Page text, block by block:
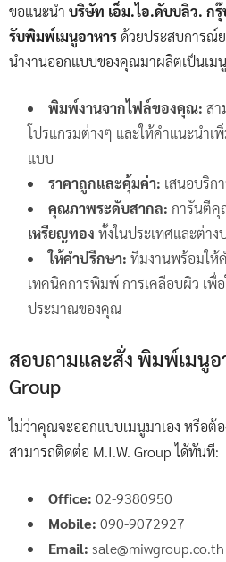
ขอแนะนำ บริษัท เอ็ม.ไอ.ดับบลิว. ก
รับพิมพ์เมนูอาหารด้วยประสบการณ์
นำงานออกแบบของคุณมาผลิตเป็นเม
พิมพ์งานจากไฟล์ของคุณ: สา
โปรแกรมต่างๆ และให้คำแนะนำ
แบบ
ราคาถูกและคุ้มค่า: เสนอบริก
คุณภาพระดับสากล: การันตี
เหรียญทอง ทั้งในประเทศและต่าง
ให้คำปรึกษา: ทีมงานพร้อมให้
เทคนิคการพิมพ์ การเคลือบผิว เพื่
ประมาณของคุณ
สอบถามและสั่ง พิมพ์เมนูอ
Group
ไม่ว่าคุณจะออกแบบเมนูมาเอง หรือต้
สามารถติดต่อ M.I.W. Group ได้ทันที:
Office: 02-9380950
Mobile: 090-9072927
Email: sale@miwgroup.co.th